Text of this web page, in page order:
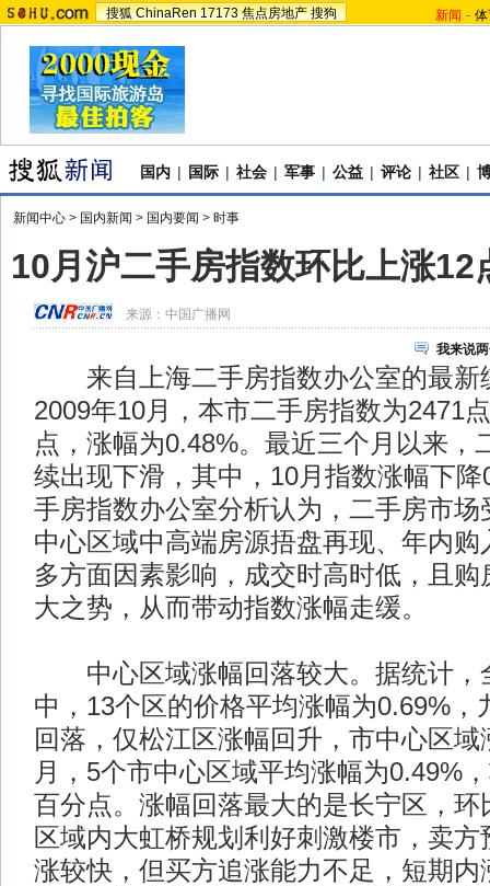
搜狐 ChinaRen 17173 焦点房地产 搜狗 新闻 -
国内 | 国际 | 社会 | 军事 | 公益 | 评论 | 社区 |
新闻中心 > 国内新闻 > 国内要闻 > 时事
10月沪二手房指数环比上涨12
来源： 中国广播网
我来说
来自上海二手房指数办公室的最新
2009年10月，本市二手房指数为2471
点，涨幅为0.48%。最近三个月以来，
续出现下滑，其中，10月指数涨幅下
手房指数办公室分析认为，二手房市场
中心区域中高端房源捂盘再现、年内购
多方面因素影响，成交时高时低，且
大之势，从而带动指数涨幅走缓。
中心区域涨幅回落较大。据统计，
中，13个区的价格平均涨幅为0.69%，
回落，仅松江区涨幅回升，市中心区
月，5个市中心区域平均涨幅为0.49%
百分点。涨幅回落最大的是长宁区，环
区域内大虹桥规划利好刺激楼市，卖
涨较快，但买方追涨能力不足，短期内